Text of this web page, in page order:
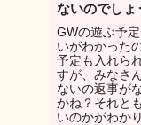
ないのでしょ
GWの遊ぶ予
いがわかった
予定も入れら
すが、みなさ
ないの返事が
かね？それと
いのかがわか